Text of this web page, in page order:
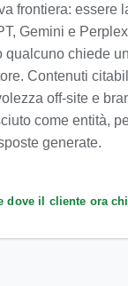
frontiera: essere
Gemini e
qualcuno chiede
Contenuti
off-site e
come entità,
generate.
dove il cliente ora